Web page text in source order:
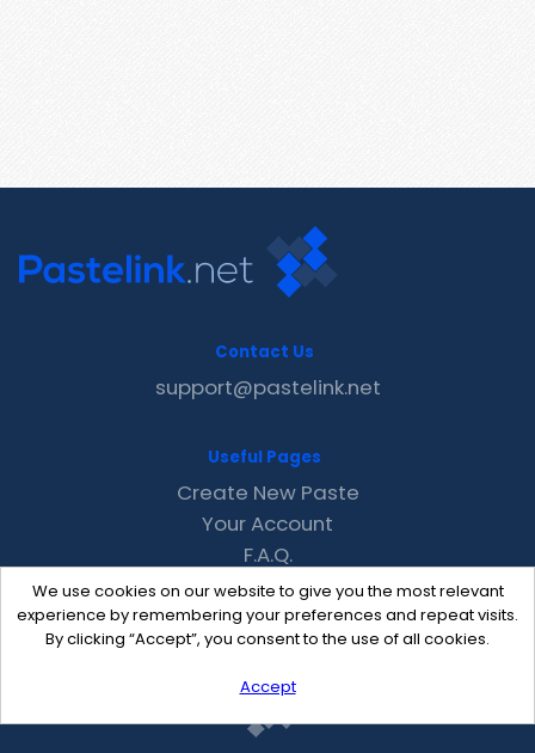
We use cookies on our website to give you the most relevant
experience by remembering your preferences and repeat visits.
By clicking “Accept”, you consent to the use of all cookies.
Accept
Contact Us
support@pastelink.net
Useful Pages
Create New Paste
Your Account
F.A.Q.
Recent
Contact